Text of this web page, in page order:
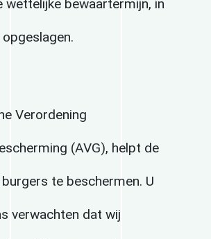
bewaartermijn, in
Verordening
(AVG), helpt de
te beschermen. U
verwachten dat wij